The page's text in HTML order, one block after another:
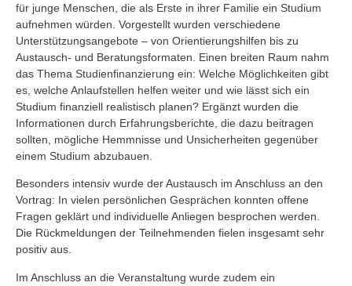
für junge Menschen, die als Erste in ihrer Familie ein Studium
aufnehmen würden. Vorgestellt wurden verschiedene
Unterstützungsangebote – von Orientierungshilfen bis zu
Austausch- und Beratungsformaten. Einen breiten Raum nahm
das Thema Studienfinanzierung ein: Welche Möglichkeiten gibt
es, welche Anlaufstellen helfen weiter und wie lässt sich ein
Studium finanziell realistisch planen? Ergänzt wurden die
Informationen durch Erfahrungsberichte, die dazu beitragen
sollten, mögliche Hemmnisse und Unsicherheiten gegenüber
einem Studium abzubauen.
Besonders intensiv wurde der Austausch im Anschluss an den
Vortrag: In vielen persönlichen Gesprächen konnten offene
Fragen geklärt und individuelle Anliegen besprochen werden.
Die Rückmeldungen der Teilnehmenden fielen insgesamt sehr
positiv aus.
Im Anschluss an die Veranstaltung wurde zudem ein